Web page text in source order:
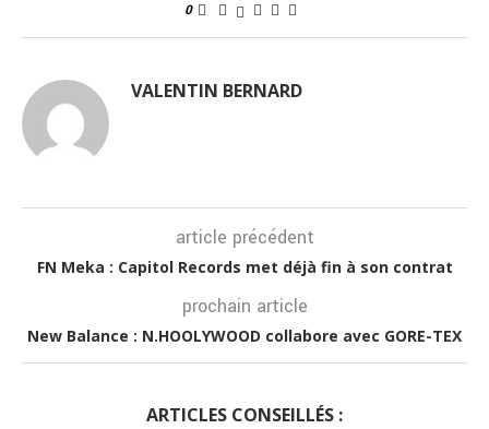
0
VALENTIN BERNARD
article précédent
FN Meka : Capitol Records met déjà fin à son contrat
prochain article
New Balance : N.HOOLYWOOD collabore avec GORE-TEX
ARTICLES CONSEILLÉS :